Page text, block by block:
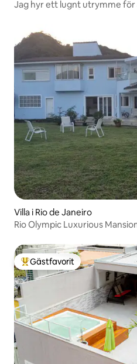
Jag hyr ett lugnt utrymme för
Villa i Rio de Janeiro
Rio Olympic Luxurious
Populär gästfavorit
Gästfavorit